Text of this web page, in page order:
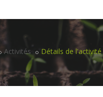
Activités Détails de l'activité